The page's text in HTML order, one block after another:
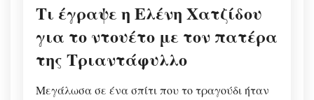
Τι έγραψε η Ελένη Χατζίδου
για το ντουέτο με τον πατέρα
της Τριαντάφυλλο
Μεγάλωσα σε ένα σπίτι που το τραγούδι ήταν